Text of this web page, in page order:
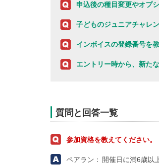
申込後の種目変更やオプ
子どものジュニアチャレ
インボイスの登録番号を
エントリー時から、新た
質問と回答一覧
参加資格を教えてください。
ペアラン： 開催日に満6歳以